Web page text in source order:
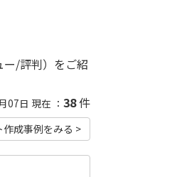
/評判）をご紹
07日 現在 ： 38件
作成事例をみる >